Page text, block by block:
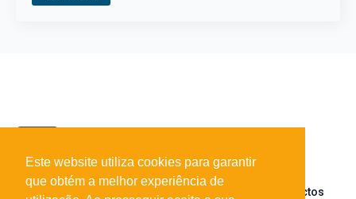
Contactos
Este website utiliza cookies para garantir
que obtém a melhor experiência de